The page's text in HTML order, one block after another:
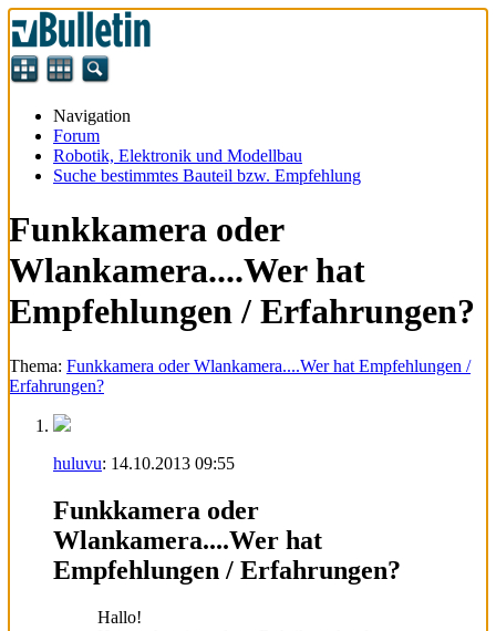
Navigation
Forum
Robotik, Elektronik und Modellbau
Suche bestimmtes Bauteil bzw. Empfehlung
Funkkamera oder
Wlankamera....Wer hat
Empfehlungen / Erfahrungen?
Thema: Funkkamera oder Wlankamera....Wer hat Empfehlungen /
Erfahrungen?
huluvu: 14.10.2013 09:55
Funkkamera oder
Wlankamera....Wer hat
Empfehlungen / Erfahrungen?
Hallo!